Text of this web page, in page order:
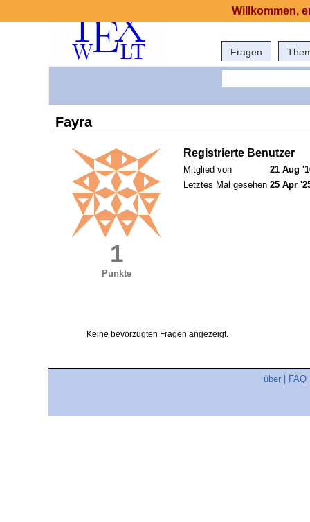
Fragen
Fayra
1
Punkte
Registrierte Benutzer
Mitglied von
21 Aug
Letztes Mal gesehen 25 Apr
Keine bevorzugten Fragen angezeigt.
über FAQ
Willkommen,